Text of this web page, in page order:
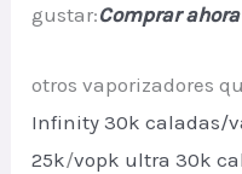
gustar:Comprar ahora
otros vaporizadores
Infinity 30k caladas/
25k/vopk ultra 30k